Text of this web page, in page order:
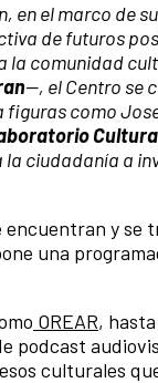
en el marco de
de futuros
la comunidad
—, el Centro se
como
ciudadanía a
y se
una
OREAR,
podcast
culturales